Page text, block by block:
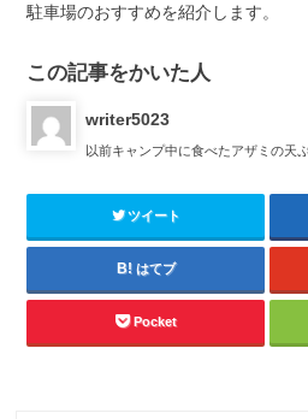
駐車場のおすすめを紹介します。
この記事をかいた人
writer5023
以前キャンプ中に食べたアザミの天
ツイート
はてブ
Pocket